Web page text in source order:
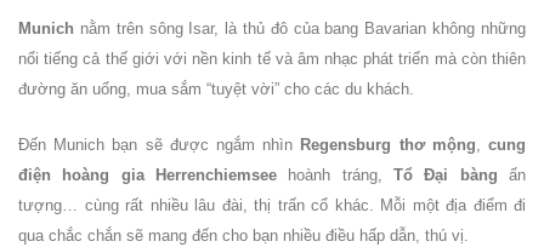
Munich nằm trên sông Isar, là thủ đô của bang Bavarian không những
nổi tiếng cả thế giới với nền kinh tế và âm nhạc phát triển mà còn thiên
đường ăn uống, mua sắm “tuyệt vời” cho các du khách.
Đến Munich bạn sẽ được ngắm nhìn Regensburg thơ mộng,cung
điện hoàng gia Herrenchiemsee hoành tráng, Tổ Đại bàng ấn
tượng… cùng rất nhiều lâu đài, thị trấn cổ khác. Mỗi một địa điểm đi
qua chắc chắn sẽ mang đến cho bạn nhiều điều hấp dẫn, thú vị.